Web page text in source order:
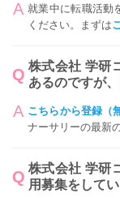
就業中に転職活動
ください。まずは
株式会社 学研
あるのですが
こちらから登録（
ナーサリーの最新
株式会社 学研
用募集をして